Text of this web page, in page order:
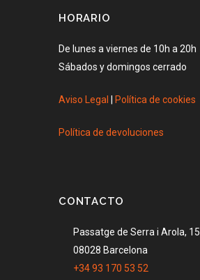
HORARIO
De lunes a viernes de 10h a 20h
Sábados y domingos cerrado
Aviso Legal Política de cookies
Política de devoluciones
CONTACTO
Passatge de Serra i Arola, 15
08028 Barcelona
+34 93 170 53 52